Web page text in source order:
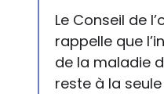
Le Conseil de
rappelle que
de la maladie
reste à la